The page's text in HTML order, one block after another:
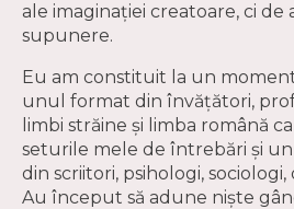
ale imaginaţiei creatoare, ci de
supunere.
Eu am constituit la un
unul format din învăţători,
limbi străine şi limba română
seturile mele de întrebări şi
din scriitori, psihologi,
Au început să adune nişte